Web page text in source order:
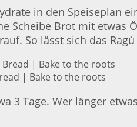
in den Speiseplan
Scheibe Brot mit
So lässt sich das
| Bake to the roots
3 Tage. Wer länger